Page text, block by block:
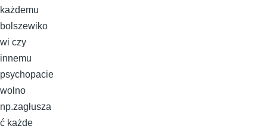
każdemu
bolszewiko
wi czy
innemu
psychopacie
wolno
np.zagłusza
ć każde